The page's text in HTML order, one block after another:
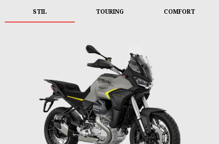
STIL TOURING COMFORT